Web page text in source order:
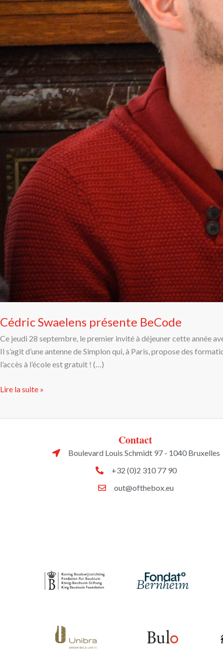
Cédric Swaelens présente BeCode
Ce jeudi 28 septembre, le premier invité à déjeuner cette année
Il s’agit d’une antenne de Simplon qui, à Paris, propose des
l’accès à l’école est gratuit ! (…)
Lire la suite »
Contact
Boulevard Louis Schmidt 97 - 1040 Bruxelles
+32 (0)2 310 77 90
out@ofthebox.eu